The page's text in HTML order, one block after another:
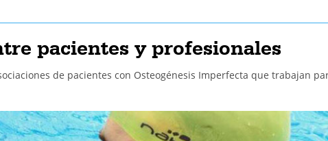
pacientes y profesionales
de pacientes con Osteogénesis Imperfecta que trabajan